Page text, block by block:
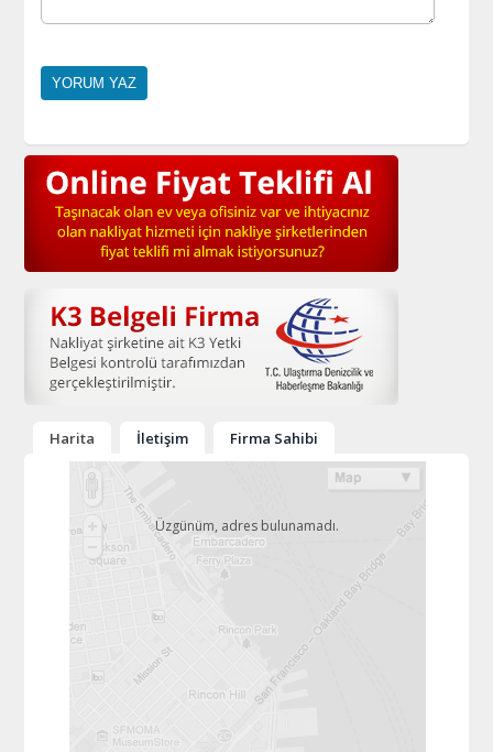
Harita İletişim Firma Sahibi
Üzgünüm, adres bulunamadı.